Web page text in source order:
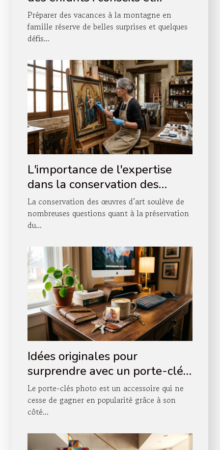
astuces
Préparer des vacances à la montagne en
famille réserve de belles surprises et quelques
défis...
L'importance de l'expertise
dans la conservation des
œuvres d'art
La conservation des œuvres d’art soulève de
nombreuses questions quant à la préservation
du...
Idées originales pour
surprendre avec un porte-clés
photo
Le porte-clés photo est un accessoire qui ne
cesse de gagner en popularité grâce à son
côté...